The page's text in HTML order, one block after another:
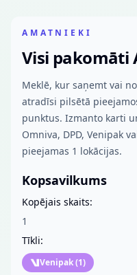
AMATNIEKI
Visi pakomāti
Meklē, kur saņemt vai
atradīsi pilsētā
punktus. Izmanto karti
Omniva, DPD, Venipak
pieejamas 1 lokācijas.
Kopsavilkums
Kopējais skaits:
1
Tīkli:
Venipak(1)